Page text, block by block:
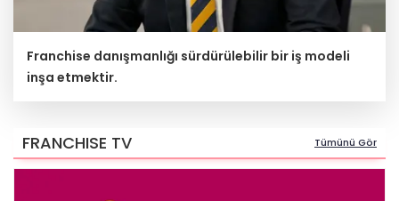
Franchise danışmanlığı sürdürülebilir bir iş modeli
inşa etmektir.
FRANCHISE TV Tümünü Gör